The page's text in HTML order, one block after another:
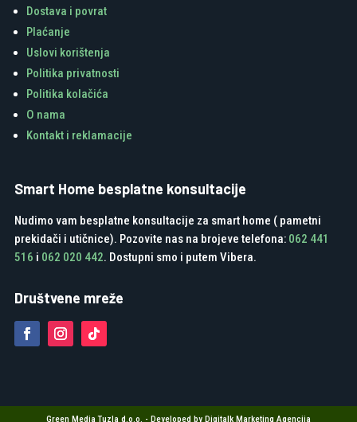
Dostava i povrat
Plaćanje
Uslovi korištenja
Politika privatnosti
Politika kolačića
O nama
Kontakt i reklamacije
Smart Home besplatne konsultacije
Nudimo vam besplatne konsultacije za smart home ( pametni
prekidači i utičnice). Pozovite nas na brojeve telefona: 062 441
516 i 062 020 442. Dostupni smo i putem Vibera.
Društvene mreže
Green Media Tuzla d.o.o. - Developed by Digitalk Marketing Agencija